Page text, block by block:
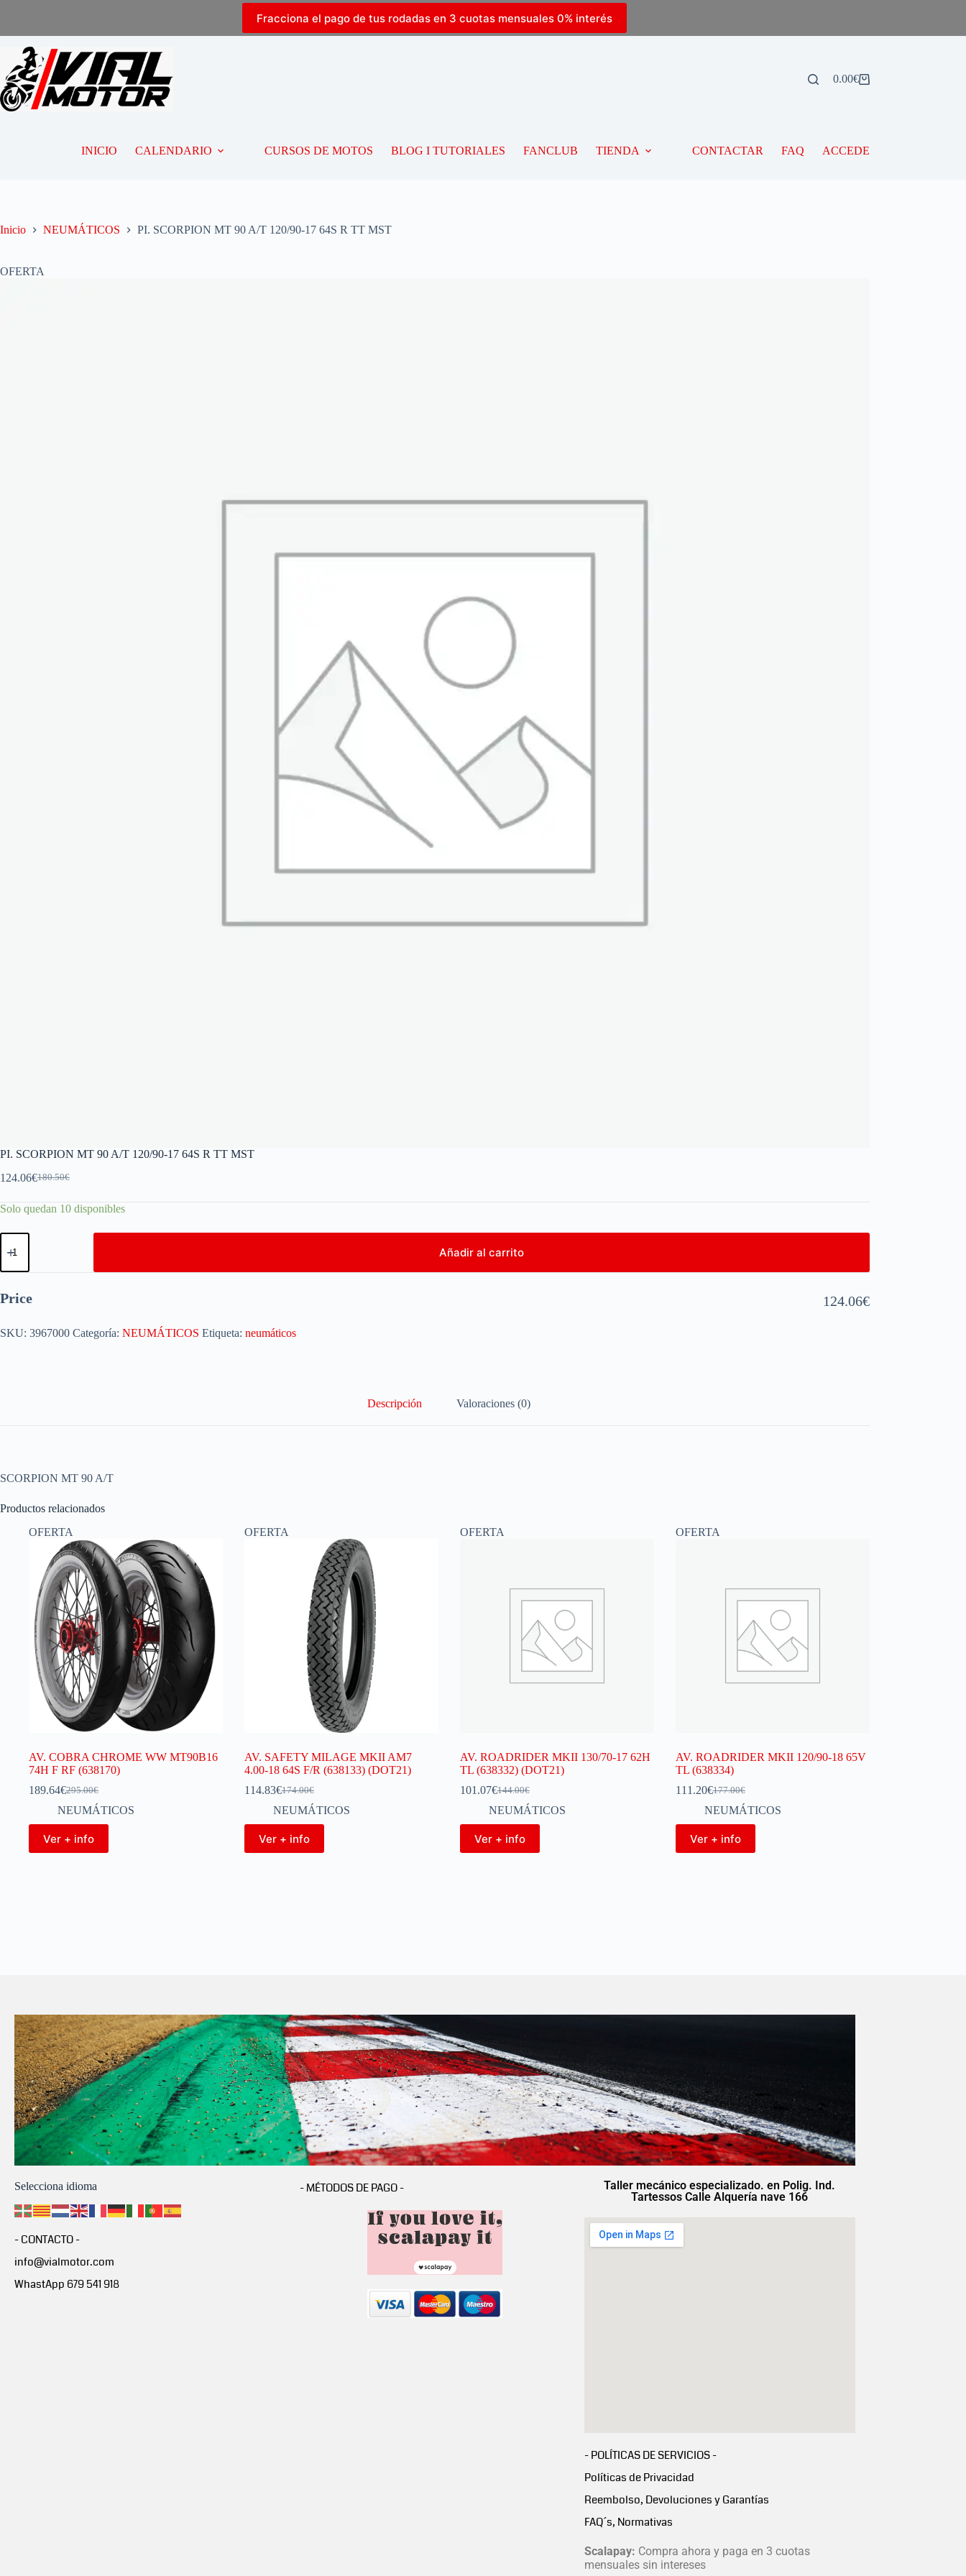
Fracciona el pago de tus rodadas en 3 cuotas mensuales 0% interés
0.00€
INICIO CALENDARIO CURSOS DE MOTOS BLOG I TUTORIALES FANCLUB TIENDA CONTACTAR FAQ ACCEDE
Inicio NEUMÁTICOS PI. SCORPION MT 90 A/T 120/90-17 64S R TT MST
OFERTA
PI. SCORPION MT 90 A/T 120/90-17 64S R TT MST
180.50€
124.06€
Solo quedan 10 disponibles
Añadir al carrito
Price 124.06€
SKU: 3967000 Categoría: NEUMÁTICOS Etiqueta: neumáticos
Descripción Valoraciones (0)
SCORPION MT 90 A/T
Productos relacionados
OFERTA
AV. COBRA CHROME WW MT90B16
74H F RF (638170)
295.00€
189.64€
NEUMÁTICOS
Ver + info
OFERTA
AV. SAFETY MILAGE MKII AM7
4.00-18 64S F/R (638133) (DOT21)
174.00€
114.83€
NEUMÁTICOS
Ver + info
OFERTA
AV. ROADRIDER MKII 130/70-17 62H
TL (638332) (DOT21)
144.00€
101.07€
NEUMÁTICOS
Ver + info
OFERTA
AV. ROADRIDER MKII 120/90-18 65V
TL (638334)
177.00€
111.20€
NEUMÁTICOS
Ver + info
Selecciona idioma
- CONTACTO -
info@vialmotor.com
WhastApp 679 541 918
- MÉTODOS DE PAGO -
Taller mecánico especializado. en Polig. Ind.
Tartessos Calle Alquería nave 166
- POLÍTICAS DE SERVICIOS -
Políticas de Privacidad
Reembolso, Devoluciones y Garantías
FAQ´s, Normativas
Scalapay: Compra ahora y paga en 3 cuotas
mensuales sin intereses